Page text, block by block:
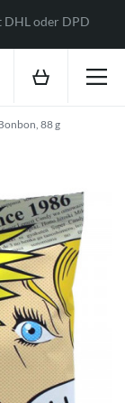
DHL oder DPD
88 g